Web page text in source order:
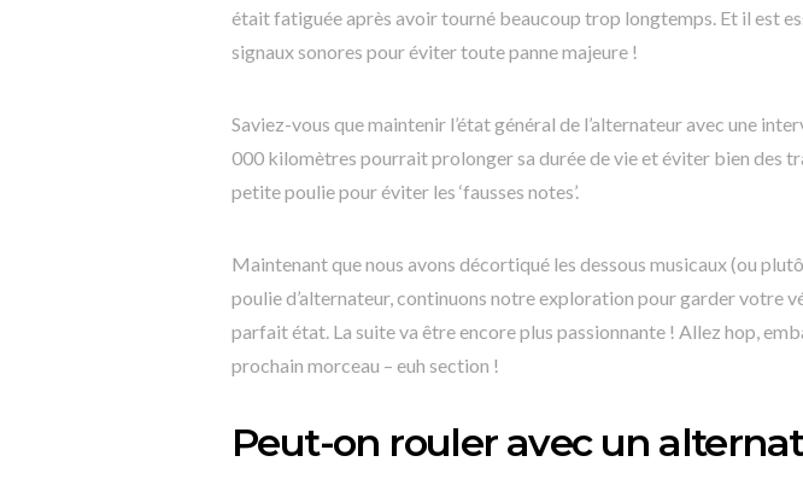
était fatiguée après avoir tourné beaucoup trop longtemps. Et il est
signaux sonores pour éviter toute panne majeure !
Saviez-vous que maintenir l’état général de l’alternateur avec une
000 kilomètres pourrait prolonger sa durée de vie et éviter bien des
petite poulie pour éviter les ‘fausses notes’.
Maintenant que nous avons décortiqué les dessous musicaux (ou
poulie d’alternateur, continuons notre exploration pour garder votre
parfait état. La suite va être encore plus passionnante ! Allez hop,
prochain morceau – euh section !
Peut-on rouler avec un